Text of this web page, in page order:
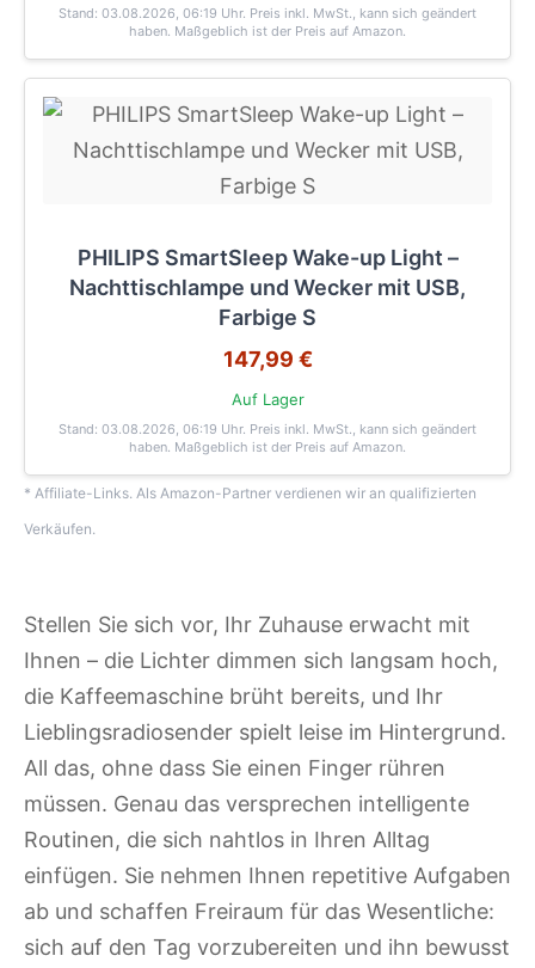
Stand: 03.08.2026, 06:19 Uhr. Preis inkl. MwSt., kann sich geändert
haben. Maßgeblich ist der Preis auf Amazon.
PHILIPS SmartSleep Wake-up Light –
Nachttischlampe und Wecker mit USB,
Farbige S
147,99 €
Auf Lager
Stand: 03.08.2026, 06:19 Uhr. Preis inkl. MwSt., kann sich geändert
haben. Maßgeblich ist der Preis auf Amazon.
* Affiliate-Links. Als Amazon-Partner verdienen wir an qualifizierten
Verkäufen.
Stellen Sie sich vor, Ihr Zuhause erwacht mit
Ihnen – die Lichter dimmen sich langsam hoch,
die Kaffeemaschine brüht bereits, und Ihr
Lieblingsradiosender spielt leise im Hintergrund.
All das, ohne dass Sie einen Finger rühren
müssen. Genau das versprechen intelligente
Routinen, die sich nahtlos in Ihren Alltag
einfügen. Sie nehmen Ihnen repetitive Aufgaben
ab und schaffen Freiraum für das Wesentliche:
sich auf den Tag vorzubereiten und ihn bewusst